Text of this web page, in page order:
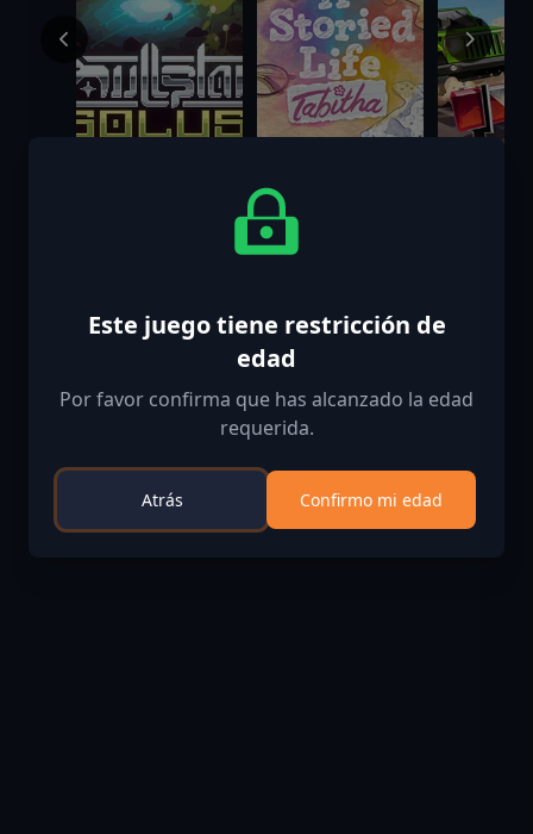
Tabitha
Este juego tiene restricción de
edad
Por favor confirma que has alcanzado la edad
requerida.
Atrás Confirmo mi edad